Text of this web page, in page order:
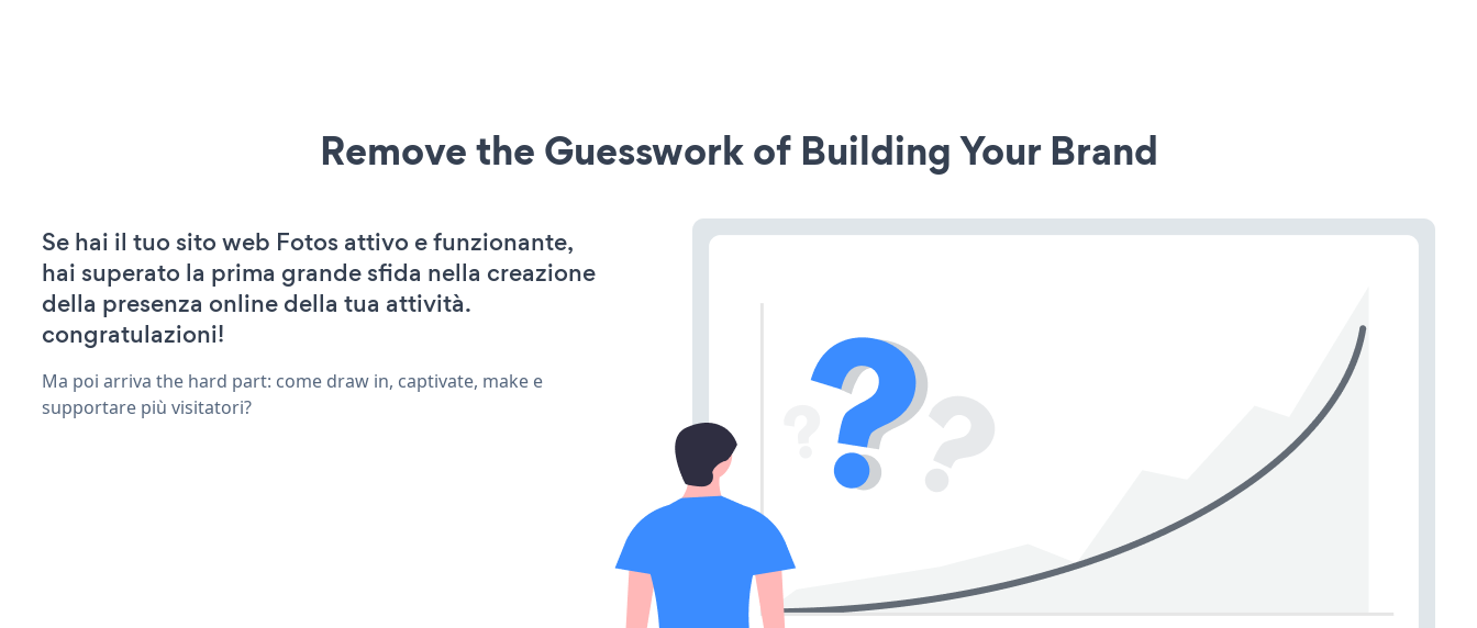
Remove the Guesswork of Building Your Brand
Se hai il tuo sito web Fotos attivo e funzionante,
hai superato la prima grande sfida nella creazione
della presenza online della tua attività.
congratulazioni!
Ma poi arriva the hard part: come draw in, captivate, make e
supportare più visitatori?